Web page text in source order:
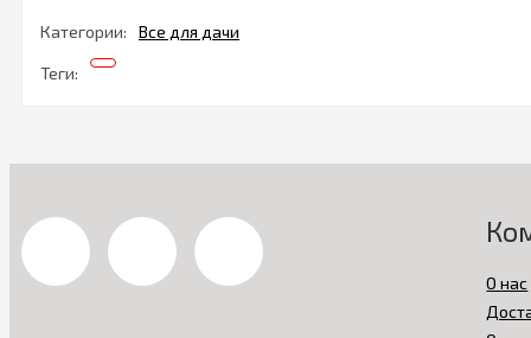
Категории: Все для дачи
Теги:
О нас